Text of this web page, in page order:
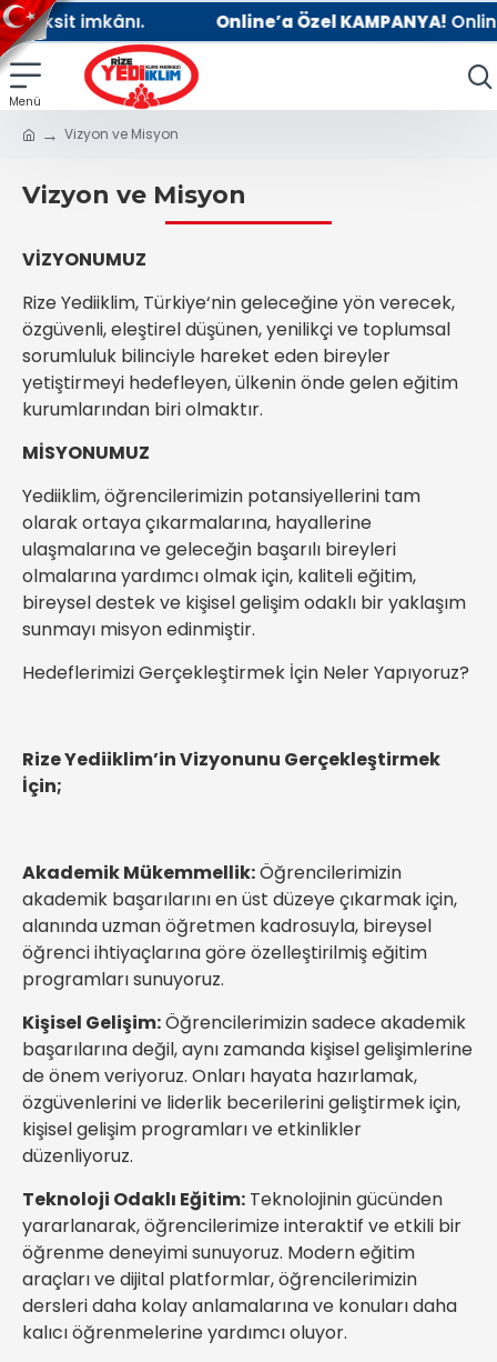
Online’a Özel KAMPANYA!Online
Vizyon ve Misyon
Vizyon ve Misyon
VİZYONUMUZ
Rize Yediiklim, Türkiye‘nin geleceğine yön verecek,
özgüvenli, eleştirel düşünen, yenilikçi ve toplumsal
sorumluluk bilinciyle hareket eden bireyler
yetiştirmeyi hedefleyen, ülkenin önde gelen eğitim
kurumlarından biri olmaktır.
MİSYONUMUZ
Yediiklim, öğrencilerimizin potansiyellerini tam
olarak ortaya çıkarmalarına, hayallerine
ulaşmalarına ve geleceğin başarılı bireyleri
olmalarına yardımcı olmak için, kaliteli eğitim,
bireysel destek ve kişisel gelişim odaklı bir yaklaşım
sunmayı misyon edinmiştir.
Hedeflerimizi Gerçekleştirmek İçin Neler Yapıyoruz?
Rize Yediiklim’in Vizyonunu Gerçekleştirmek
İçin;
Akademik Mükemmellik:Öğrencilerimizin
akademik başarılarını en üst düzeye çıkarmak için,
alanında uzman öğretmen kadrosuyla, bireysel
öğrenci ihtiyaçlarına göre özelleştirilmiş eğitim
programları sunuyoruz.
Kişisel Gelişim:Öğrencilerimizin sadece akademik
başarılarına değil, aynı zamanda kişisel gelişimlerine
de önem veriyoruz. Onları hayata hazırlamak,
özgüvenlerini ve liderlik becerilerini geliştirmek için,
kişisel gelişim programları ve etkinlikler
düzenliyoruz.
Teknoloji Odaklı Eğitim: Teknolojinin gücünden
yararlanarak, öğrencilerimize interaktif ve etkili bir
öğrenme deneyimi sunuyoruz. Modern eğitim
araçları ve dijital platformlar, öğrencilerimizin
dersleri daha kolay anlamalarına ve konuları daha
kalıcı öğrenmelerine yardımcı oluyor.